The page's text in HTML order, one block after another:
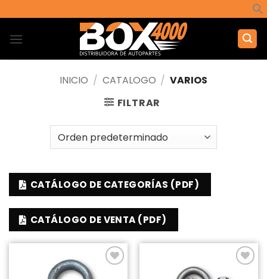
al
contenido
INICIO / CATALOGO / VARIOS
FILTRAR
CATÁLOGO DE CATEGORÍAS (PDF)
CATÁLOGO DE VENTA (PDF)